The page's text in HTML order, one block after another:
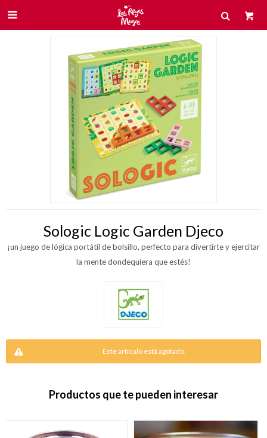

Sologic Logic Garden Djeco
¡un juego de lógica portátil de bolsillo, perfecto para divertirte y ejercitar
la mente dondequiera que estés!
Este artículo está agotado.
Productos que te pueden interesar